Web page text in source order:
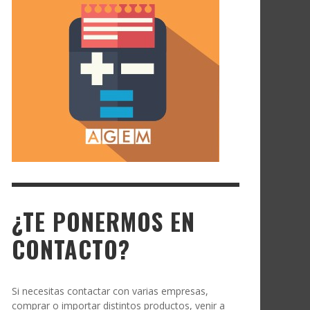
¿TE PONERMOS EN
CONTACTO?
Si necesitas contactar con varias empresas,
comprar o importar distintos productos, venir a